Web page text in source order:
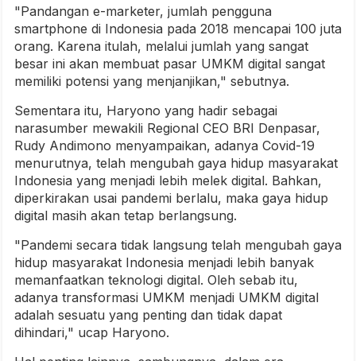
"Pandangan e-marketer, jumlah pengguna
smartphone di Indonesia pada 2018 mencapai 100 juta
orang. Karena itulah, melalui jumlah yang sangat
besar ini akan membuat pasar UMKM digital sangat
memiliki potensi yang menjanjikan," sebutnya.
Sementara itu, Haryono yang hadir sebagai
narasumber mewakili Regional CEO BRI Denpasar,
Rudy Andimono menyampaikan, adanya Covid-19
menurutnya, telah mengubah gaya hidup masyarakat
Indonesia yang menjadi lebih melek digital. Bahkan,
diperkirakan usai pandemi berlalu, maka gaya hidup
digital masih akan tetap berlangsung.
"Pandemi secara tidak langsung telah mengubah gaya
hidup masyarakat Indonesia menjadi lebih banyak
memanfaatkan teknologi digital. Oleh sebab itu,
adanya transformasi UMKM menjadi UMKM digital
adalah sesuatu yang penting dan tidak dapat
dihindari," ucap Haryono.